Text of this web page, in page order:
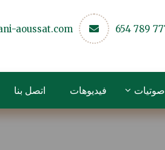
aoussat.com
صوتيات فيديوهات اتصل بنا